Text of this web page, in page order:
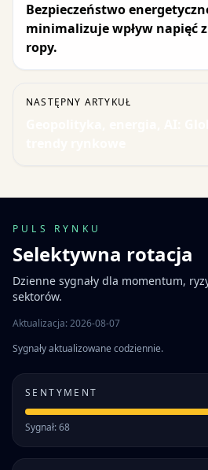
Bezpieczeństwo
minimalizuje wpływ napięć
ropy.
NASTĘPNY ARTYKUŁ
PULS RYNKU
Selektywna rotacja
Dzienne sygnały dla momentum,
sektorów.
Aktualizacja: 2026-08-07
Sygnały aktualizowane codziennie.
SENTYMENT
Sygnał: 68